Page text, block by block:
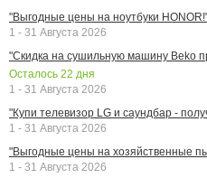
"Выгодные цены на ноутбуки
1 - 31 Августа 2026
"Скидка на сушильную машину Beko
Осталось 22 дня
1 - 31 Августа 2026
"Купи телевизор LG и саундбар -
1 - 31 Августа 2026
"Выгодные цены на хозяйственные
1 - 31 Августа 2026